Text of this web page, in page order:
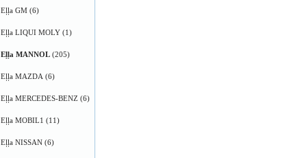
Eļļa GM (6)
Eļļa LIQUI MOLY (1)
Eļļa MANNOL (205)
Eļļa MAZDA (6)
Eļļa MERCEDES-BENZ (6)
Eļļa MOBIL1 (11)
Eļļa NISSAN (6)